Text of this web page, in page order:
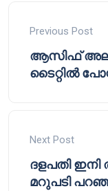
Previous Post
ആസിഫ്
ടൈറ്റിൽ
Next Post
ദളപതി
മറുപടി